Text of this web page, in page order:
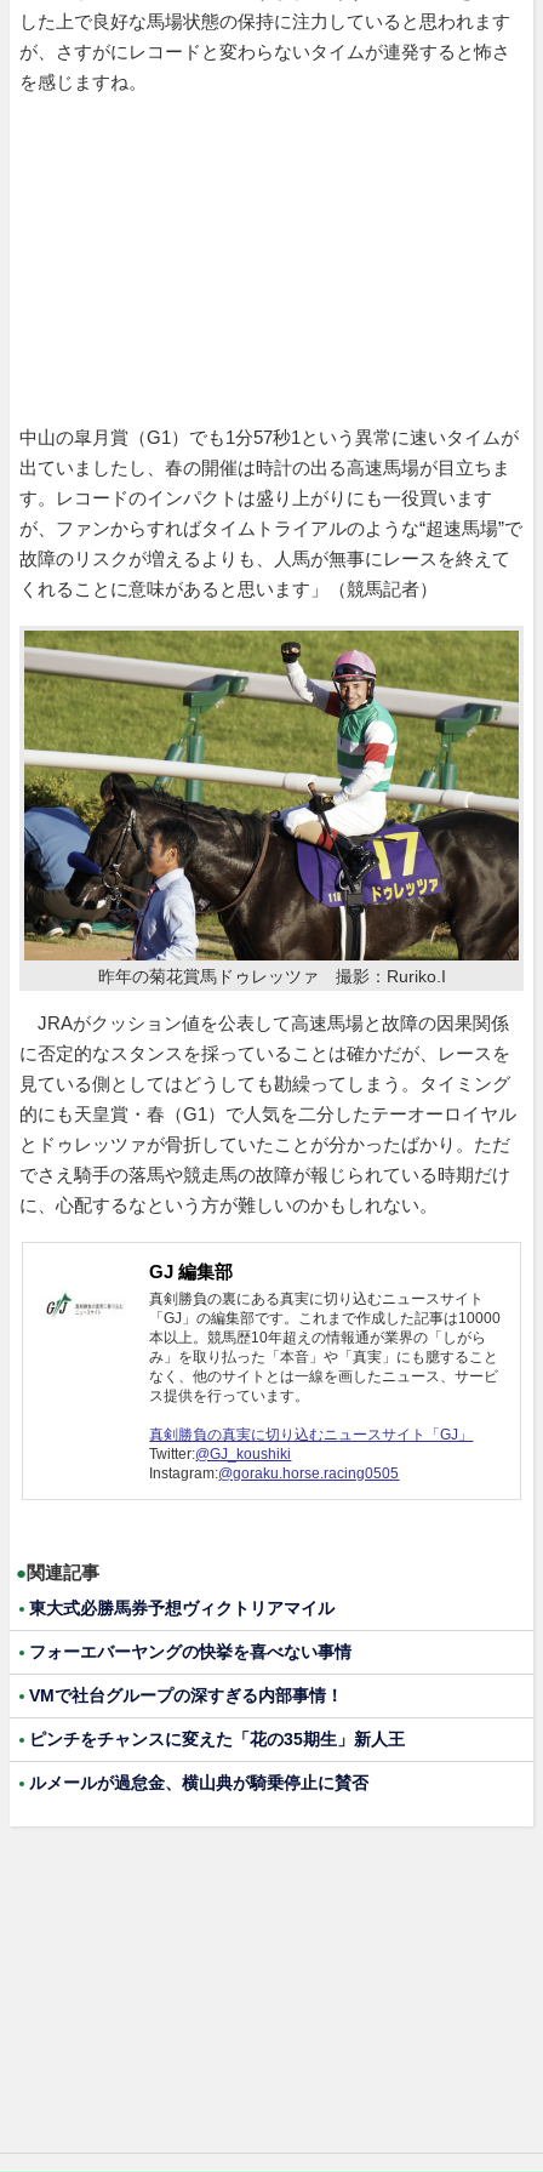
した上で良好な馬場状態の保持に注力していると思われます
が、さすがにレコードと変わらないタイムが連発すると怖さ
を感じますね。
中山の皐月賞（G1）でも1分57秒1という異常に速いタイムが
出ていましたし、春の開催は時計の出る高速馬場が目立ちま
す。レコードのインパクトは盛り上がりにも一役買います
が、ファンからすればタイムトライアルのような“超速馬場”で
故障のリスクが増えるよりも、人馬が無事にレースを終えて
くれることに意味があると思います」（競馬記者）
昨年の菊花賞馬ドゥレッツァ 撮影：Ruriko.I
JRAがクッション値を公表して高速馬場と故障の因果関係
に否定的なスタンスを採っていることは確かだが、レースを
見ている側としてはどうしても勘繰ってしまう。タイミング
的にも天皇賞・春（G1）で人気を二分したテーオーロイヤル
とドゥレッツァが骨折していたことが分かったばかり。ただ
でさえ騎手の落馬や競走馬の故障が報じられている時期だけ
に、心配するなという方が難しいのかもしれない。
GJ 編集部
真剣勝負の裏にある真実に切り込むニュースサイト
「GJ」の編集部です。これまで作成した記事は10000
本以上。競馬歴10年超えの情報通が業界の「しがら
み」を取り払った「本音」や「真実」にも臆すること
なく、他のサイトとは一線を画したニュース、サービ
ス提供を行っています。
真剣勝負の真実に切り込むニュースサイト「GJ」
Twitter:@GJ_koushiki
Instagram:@goraku.horse.racing0505
●関連記事
東大式必勝馬券予想ヴィクトリアマイル
フォーエバーヤングの快挙を喜べない事情
VMで社台グループの深すぎる内部事情！
ピンチをチャンスに変えた「花の35期生」新人王
ルメールが過怠金、横山典が騎乗停止に賛否